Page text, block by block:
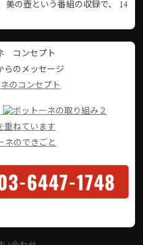
の壺という番組の収録で、 14
のコンセプト
のできごと